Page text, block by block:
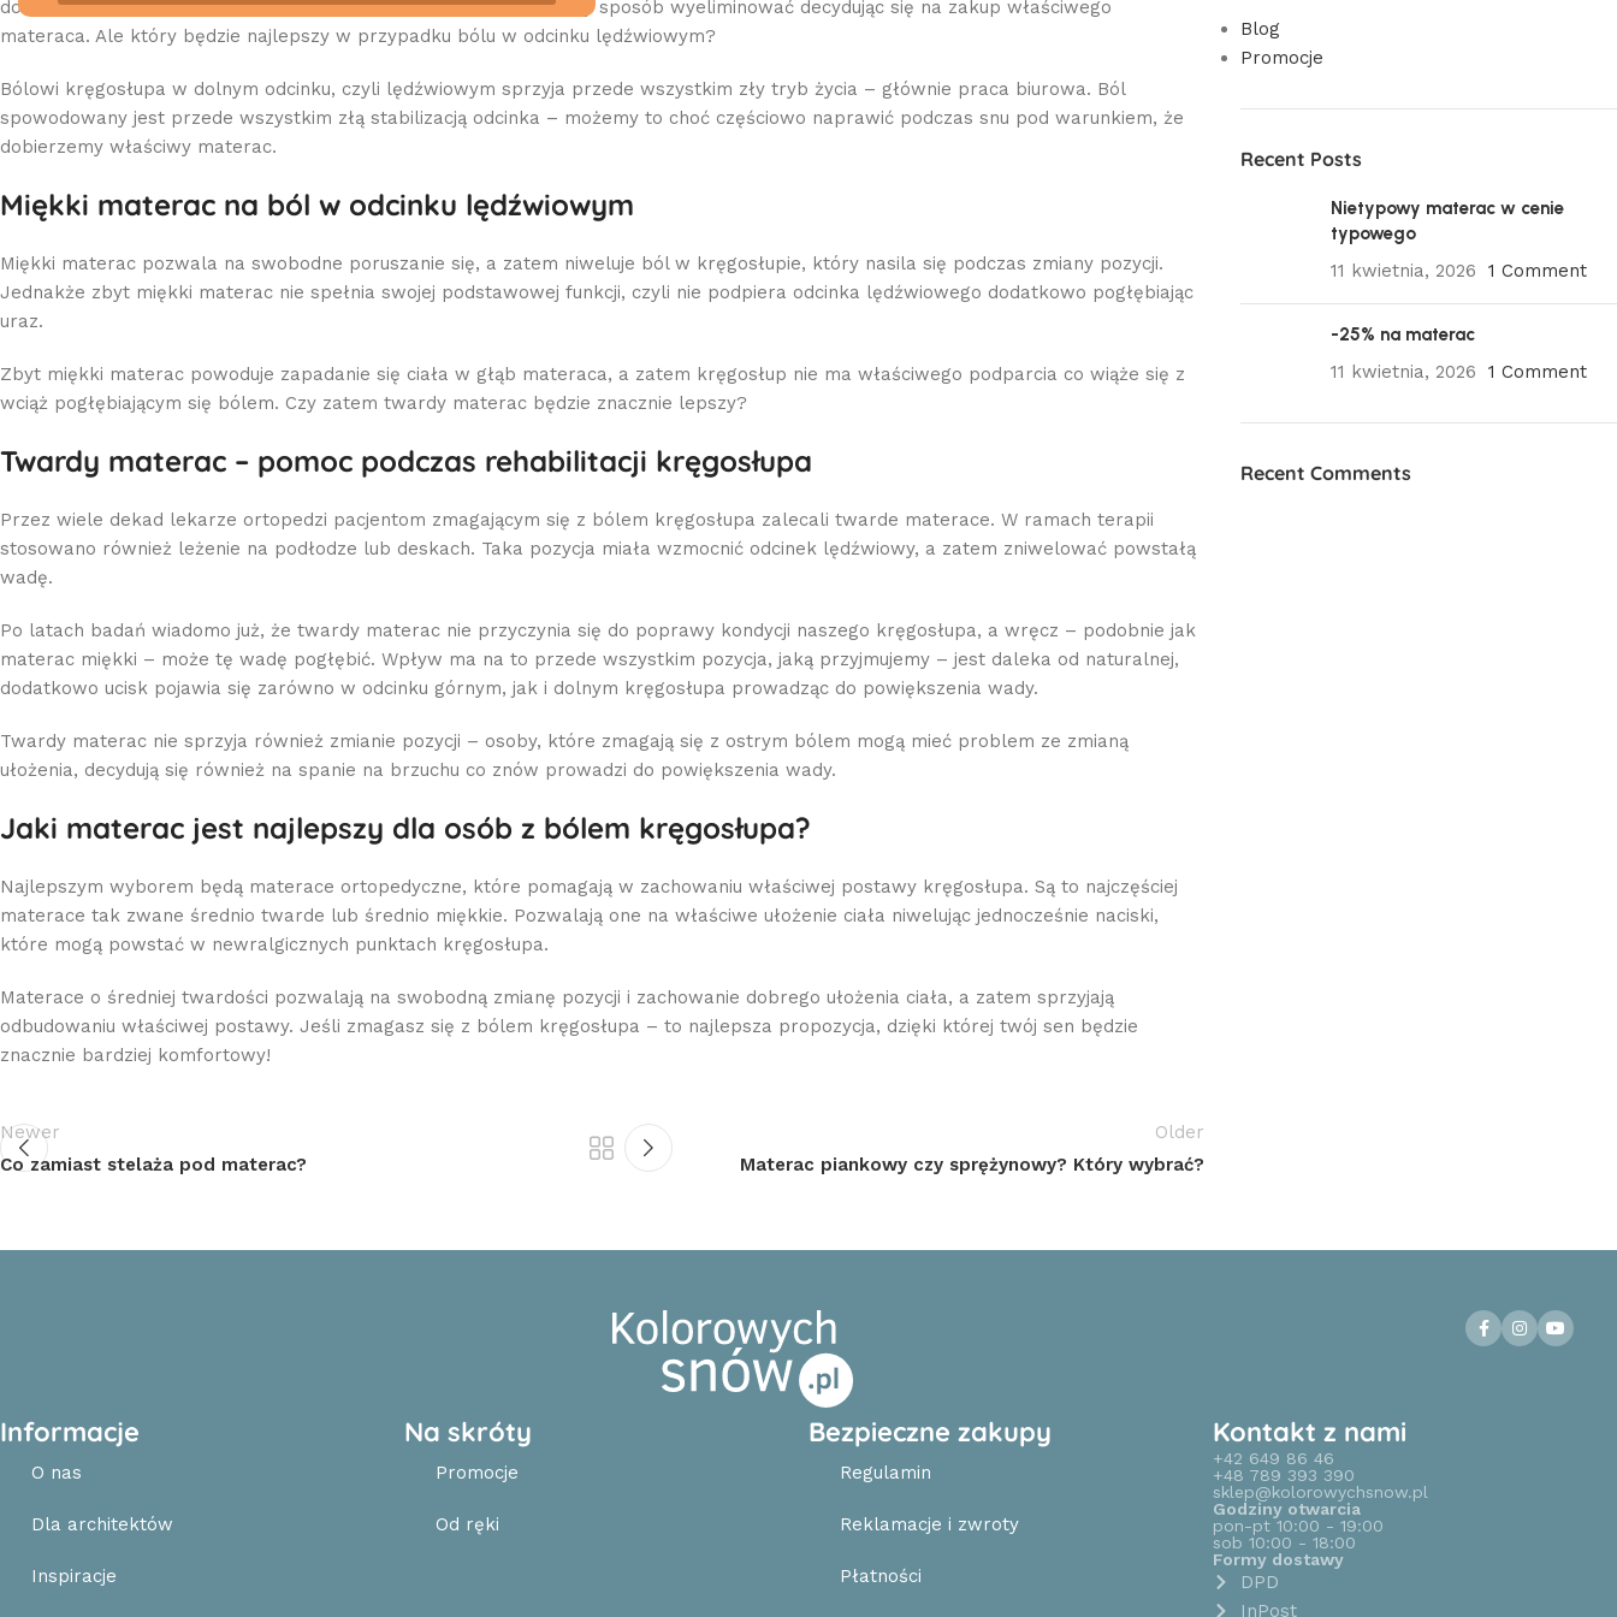
dobrany materac. I to właśnie ten ostatni element można w łatwy sposób wyeliminować decydując się na zakup właściwego
materaca. Ale który będzie najlepszy w przypadku bólu w odcinku lędźwiowym?
Bólowi kręgosłupa w dolnym odcinku, czyli lędźwiowym sprzyja przede wszystkim zły tryb życia – głównie praca biurowa. Ból
spowodowany jest przede wszystkim złą stabilizacją odcinka – możemy to choć częściowo naprawić podczas snu pod warunkiem, że
dobierzemy właściwy materac.
Miękki materac na ból w odcinku lędźwiowym
Miękki materac pozwala na swobodne poruszanie się, a zatem niweluje ból w kręgosłupie, który nasila się podczas zmiany pozycji.
Jednakże zbyt miękki materac nie spełnia swojej podstawowej funkcji, czyli nie podpiera odcinka lędźwiowego dodatkowo pogłębiając
uraz.
Zbyt miękki materac powoduje zapadanie się ciała w głąb materaca, a zatem kręgosłup nie ma właściwego podparcia co wiąże się z
wciąż pogłębiającym się bólem. Czy zatem twardy materac będzie znacznie lepszy?
Twardy materac – pomoc podczas rehabilitacji kręgosłupa
Przez wiele dekad lekarze ortopedzi pacjentom zmagającym się z bólem kręgosłupa zalecali twarde materace. W ramach terapii
stosowano również leżenie na podłodze lub deskach. Taka pozycja miała wzmocnić odcinek lędźwiowy, a zatem zniwelować powstałą
wadę.
Po latach badań wiadomo już, że twardy materac nie przyczynia się do poprawy kondycji naszego kręgosłupa, a wręcz – podobnie jak
materac miękki – może tę wadę pogłębić. Wpływ ma na to przede wszystkim pozycja, jaką przyjmujemy – jest daleka od naturalnej,
dodatkowo ucisk pojawia się zarówno w odcinku górnym, jak i dolnym kręgosłupa prowadząc do powiększenia wady.
Twardy materac nie sprzyja również zmianie pozycji – osoby, które zmagają się z ostrym bólem mogą mieć problem ze zmianą
ułożenia, decydują się również na spanie na brzuchu co znów prowadzi do powiększenia wady.
Jaki materac jest najlepszy dla osób z bólem kręgosłupa?
Najlepszym wyborem będą materace ortopedyczne, które pomagają w zachowaniu właściwej postawy kręgosłupa. Są to najczęściej
materace tak zwane średnio twarde lub średnio miękkie. Pozwalają one na właściwe ułożenie ciała niwelując jednocześnie naciski,
które mogą powstać w newralgicznych punktach kręgosłupa.
Materace o średniej twardości pozwalają na swobodną zmianę pozycji i zachowanie dobrego ułożenia ciała, a zatem sprzyjają
odbudowaniu właściwej postawy. Jeśli zmagasz się z bólem kręgosłupa – to najlepsza propozycja, dzięki której twój sen będzie
znacznie bardziej komfortowy!
Newer
Co zamiast stelaża pod materac?
Older
Materac piankowy czy sprężynowy? Który wybrać?
Blog
Promocje
Recent Posts
Nietypowy materac w cenie
typowego
11 kwietnia, 2026
1 Comment
-25% na materac
11 kwietnia, 2026
1 Comment
Recent Comments
Informacje
O nas
Dla architektów
Inspiracje
Na skróty
Promocje
Od ręki
Bezpieczne zakupy
Regulamin
Reklamacje i zwroty
Płatności
Kontakt z nami
+42 649 86 46
+48 789 393 390
sklep@kolorowychsnow.pl
Godziny otwarcia
pon-pt 10:00 - 19:00
sob 10:00 - 18:00
Formy dostawy
DPD
InPost